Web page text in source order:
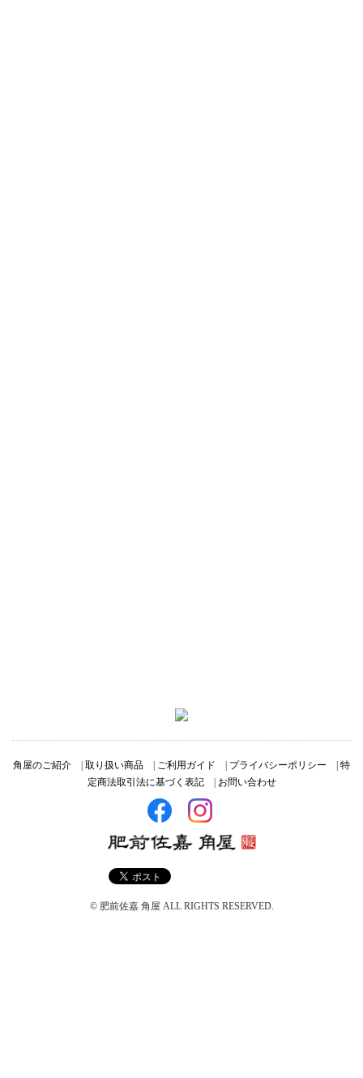
角屋のご紹介 取り扱い商品 ご利用ガイド プライバシーポリシー
特
定商法取引法に基づく表記| お問い合わせ
© 肥前佐嘉 角屋 ALL RIGHTS RESERVED.